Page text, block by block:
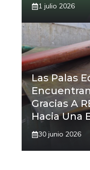
1 julio 2026
Las Palas
Gracias A
Hacia Una
30 junio 2026